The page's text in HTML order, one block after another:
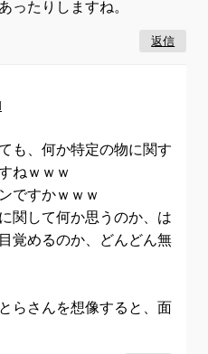
ったりしますね。
返信
も、何か特定の物に関す
ねｗｗｗ
ですかｗｗｗ
関して何か思うのか、は
覚めるのか、どんどん無
らさんを想像すると、面